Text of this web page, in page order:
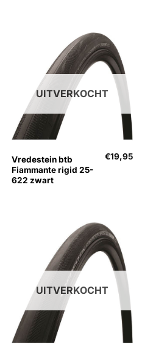
UITVERKOCHT
Vredestein btb
Fiammante rigid 25-
622 zwart
€19,95
UITVERKOCHT